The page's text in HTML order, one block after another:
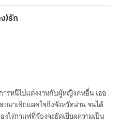
)รัก
รหนีไปแต่งงานกับผู้หญิงคนอื่น เธอ
มาเลียแผลใจถึงจังหวัดน่าน จนได้
ไร่กาแฟที่จ้องจะยัดเยียดความเป็น